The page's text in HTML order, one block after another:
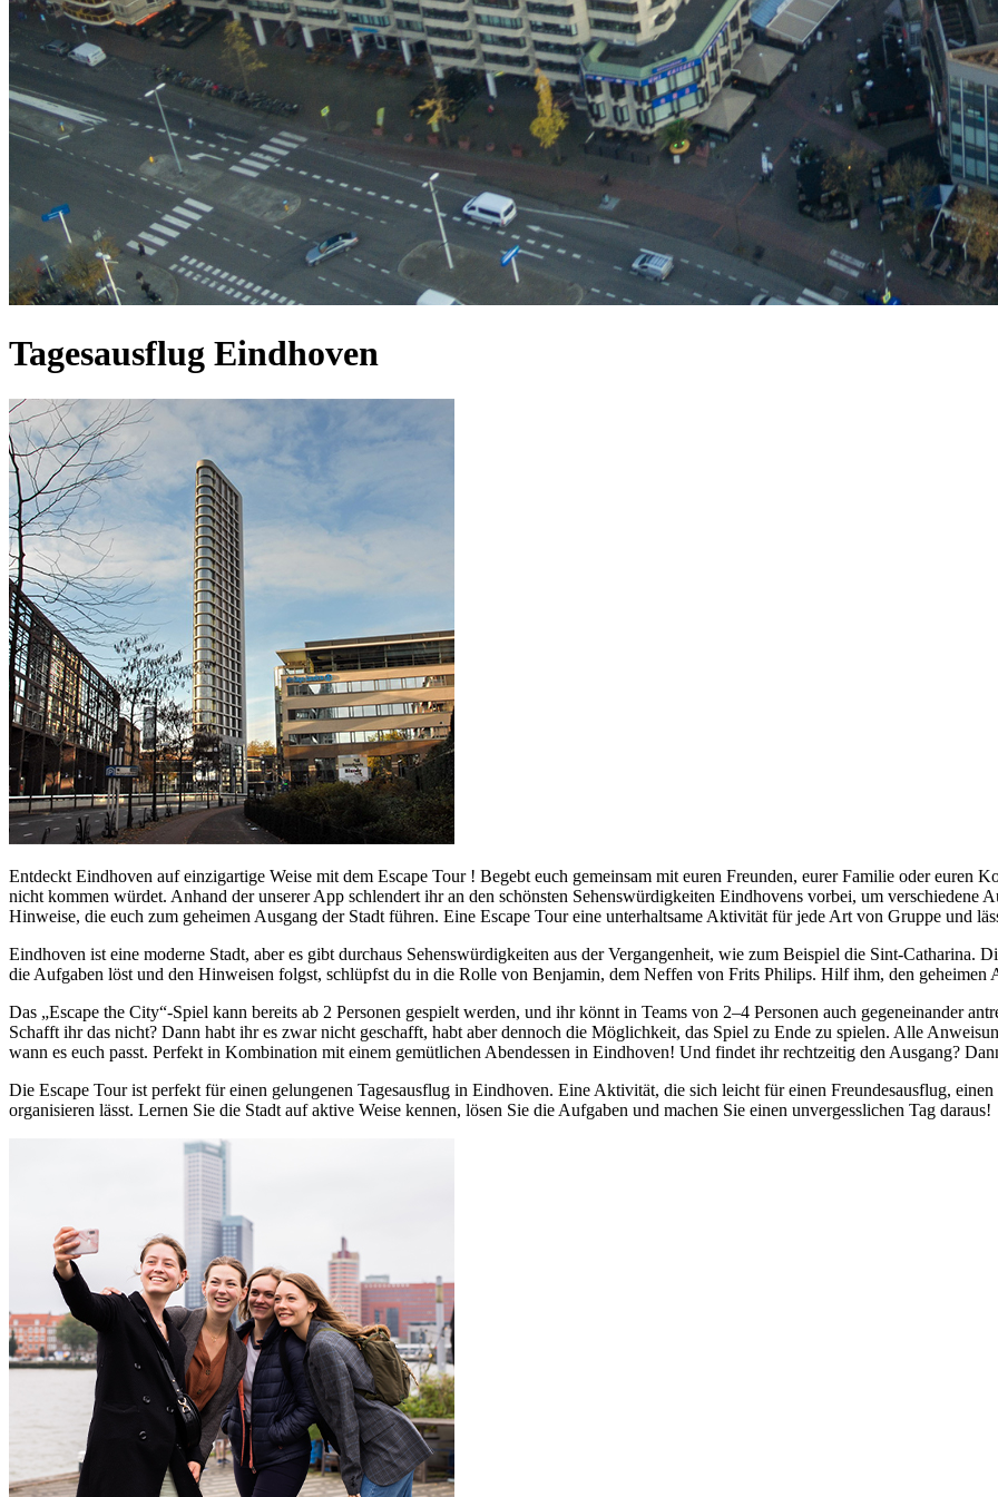
Tagesausflug Eindhoven
Entdeckt Eindhoven auf einzigartige Weise mit dem Escape Tour ! Begebt euch gemeinsam mit euren Freunden, eurer Familie oder euren
nicht kommen würdet. Anhand der unserer App schlendert ihr an den schönsten Sehenswürdigkeiten Eindhovens vorbei, um verschiedene
Hinweise, die euch zum geheimen Ausgang der Stadt führen. Eine Escape Tour eine unterhaltsame Aktivität für jede Art von Gruppe und
Eindhoven ist eine moderne Stadt, aber es gibt durchaus Sehenswürdigkeiten aus der Vergangenheit, wie zum Beispiel die Sint-Catharina.
die Aufgaben löst und den Hinweisen folgst, schlüpfst du in die Rolle von Benjamin, dem Neffen von Frits Philips. Hilf ihm, den geheimen
Das „Escape the City“-Spiel kann bereits ab 2 Personen gespielt werden, und ihr könnt in Teams von 2–4 Personen auch gegeneinander
Schafft ihr das nicht? Dann habt ihr es zwar nicht geschafft, habt aber dennoch die Möglichkeit, das Spiel zu Ende zu spielen. Alle
wann es euch passt. Perfekt in Kombination mit einem gemütlichen Abendessen in Eindhoven! Und findet ihr rechtzeitig den Ausgang?
Die Escape Tour ist perfekt für einen gelungenen Tagesausflug in Eindhoven. Eine Aktivität, die sich leicht für einen Freundesausflug,
organisieren lässt. Lernen Sie die Stadt auf aktive Weise kennen, lösen Sie die Aufgaben und machen Sie einen unvergesslichen Tag daraus!